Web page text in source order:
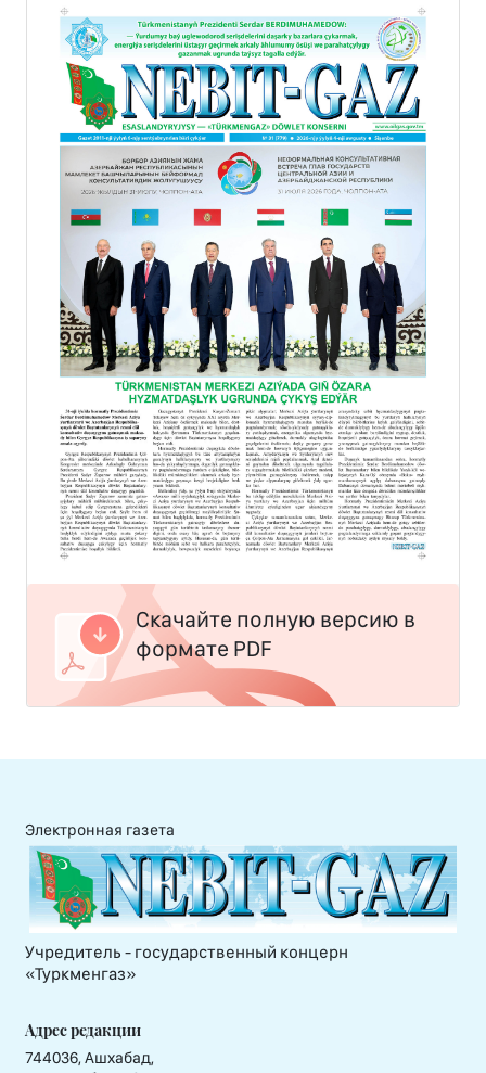
Скачайте полную версию в
формате PDF
Электронная газета
Учредитель - государственный концерн
«Туркменгаз»
Адрес редакции
744036, Ашхабад,